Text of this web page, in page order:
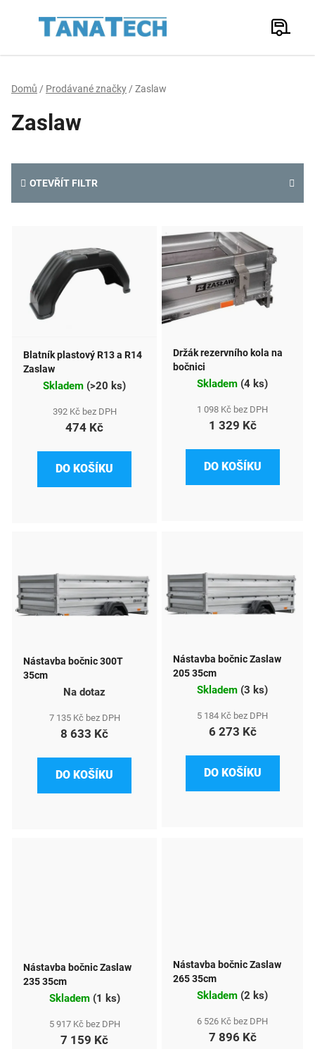
Hledat
Domů / Prodávané značky / Zaslaw
Zaslaw
OTEVŘÍT FILTR
Blatník plastový R13 a R14
Zaslaw
Skladem (>20 ks)
392 Kč bez DPH
474 Kč
DO KOŠÍKU
Držák rezervního kola na
bočnici
Skladem (4 ks)
1 098 Kč bez DPH
1 329 Kč
DO KOŠÍKU
Nástavba bočnic 300T
35cm
Na dotaz
7 135 Kč bez DPH
8 633 Kč
DO KOŠÍKU
Nástavba bočnic Zaslaw
205 35cm
Skladem (3 ks)
5 184 Kč bez DPH
6 273 Kč
DO KOŠÍKU
Nástavba bočnic Zaslaw
235 35cm
Skladem (1 ks)
5 917 Kč bez DPH
7 159 Kč
Nástavba bočnic Zaslaw
265 35cm
Skladem (2 ks)
6 526 Kč bez DPH
7 896 Kč